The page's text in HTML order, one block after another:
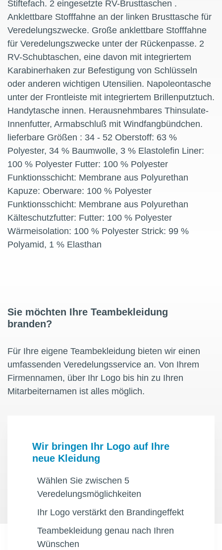
Stiftefach. 2 eingesetzte RV-Brusttaschen .
Anklettbare Stofffahne an der linken Brusttasche für
Veredelungszwecke. Große anklettbare Stofffahne
für Veredelungszwecke unter der Rückenpasse. 2
RV-Schubtaschen, eine davon mit integriertem
Karabinerhaken zur Befestigung von Schlüsseln
oder anderen wichtigen Utensilien. Napoleontasche
unter der Frontleiste mit integriertem Brillenputztuch.
Handytasche innen. Herausnehmbares Thinsulate-
Innenfutter, Armabschluß mit Windfangbündchen.
lieferbare Größen : 34 - 52 Oberstoff: 63 %
Polyester, 34 % Baumwolle, 3 % Elastolefin Liner:
100 % Polyester Futter: 100 % Polyester
Funktionsschicht: Membrane aus Polyurethan
Kapuze: Oberware: 100 % Polyester
Funktionsschicht: Membrane aus Polyurethan
Kälteschutzfutter: Futter: 100 % Polyester
Wärmeisolation: 100 % Polyester Strick: 99 %
Polyamid, 1 % Elasthan
Sie möchten Ihre Teambekleidung
branden?
Für Ihre eigene Teambekleidung bieten wir einen
umfassenden Veredelungsservice an. Von Ihrem
Firmennamen, über Ihr Logo bis hin zu Ihren
Mitarbeiternamen ist alles möglich.
Wir bringen Ihr Logo auf Ihre
neue Kleidung
Wählen Sie zwischen 5
Veredelungsmöglichkeiten
Ihr Logo verstärkt den Brandingeffekt
Teambekleidung genau nach Ihren
Wünschen